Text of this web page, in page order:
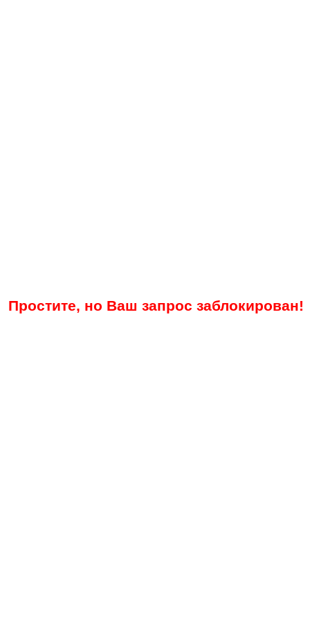
Простите, но Ваш запрос заблокирован!